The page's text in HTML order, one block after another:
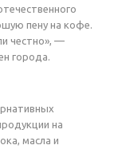
пену на кофе.
честно», —
города.
на
масла и